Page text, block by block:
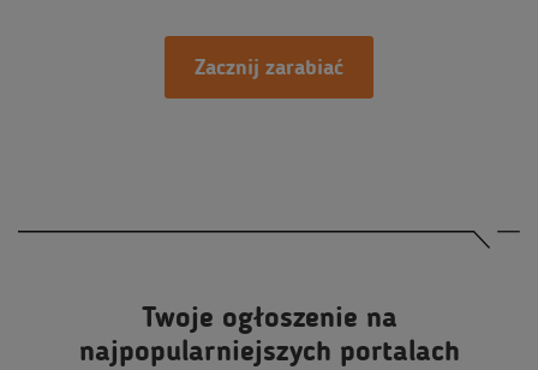
Zacznij zarabiać
Twoje ogłoszenie na
najpopularniejszych portalach